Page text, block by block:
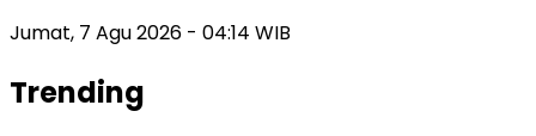
Jumat, 7 Agu 2026 - 04:14 WIB
Trending